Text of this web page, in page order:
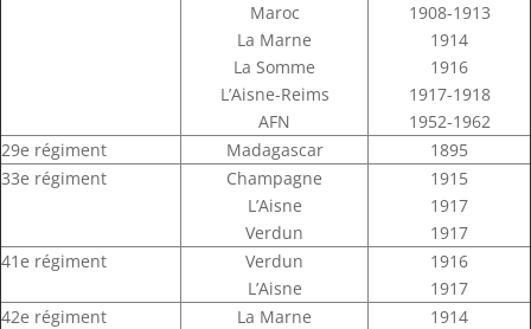
Maroc
La Marne
La Somme
L’Aisne-Reims
AFN
1908-1913
1914
1916
1917-1918
1952-1962
29e régiment
Madagascar
1895
33e régiment
Champagne
L’Aisne
Verdun
1915
1917
1917
41e régiment
Verdun
L’Aisne
1916
1917
42e régiment
La Marne
1914